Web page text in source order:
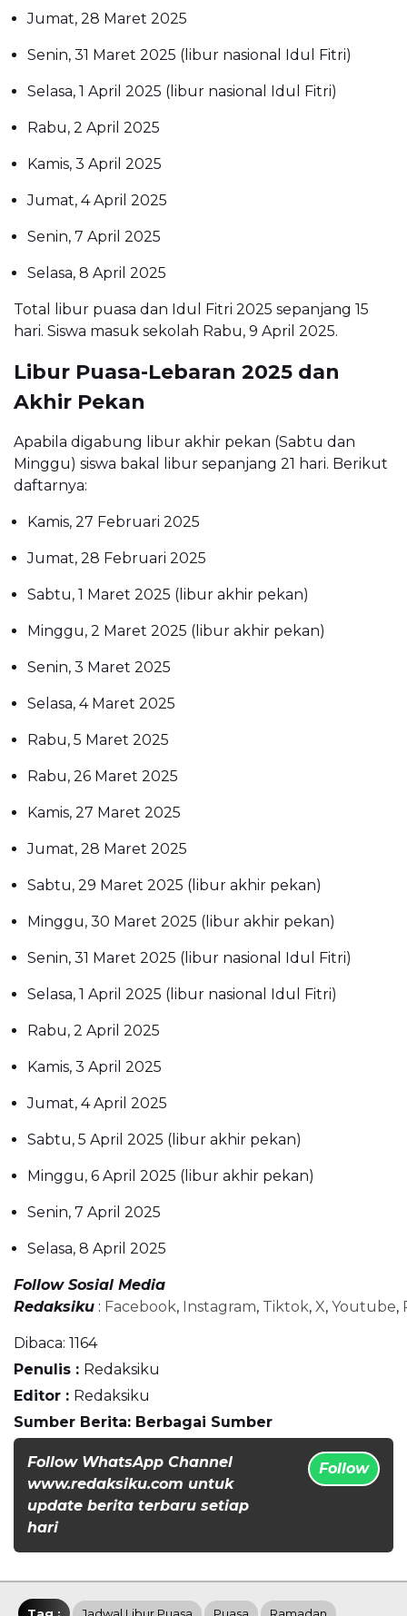
Jumat, 28 Maret 2025
Senin, 31 Maret 2025 (libur nasional Idul Fitri)
Selasa, 1 April 2025 (libur nasional Idul Fitri)
Rabu, 2 April 2025
Kamis, 3 April 2025
Jumat, 4 April 2025
Senin, 7 April 2025
Selasa, 8 April 2025
Total libur puasa dan Idul Fitri 2025 sepanjang 15
hari. Siswa masuk sekolah Rabu, 9 April 2025.
Libur Puasa-Lebaran 2025 dan
Akhir Pekan
Apabila digabung libur akhir pekan (Sabtu dan
Minggu) siswa bakal libur sepanjang 21 hari. Berikut
daftarnya:
Kamis, 27 Februari 2025
Jumat, 28 Februari 2025
Sabtu, 1 Maret 2025 (libur akhir pekan)
Minggu, 2 Maret 2025 (libur akhir pekan)
Senin, 3 Maret 2025
Selasa, 4 Maret 2025
Rabu, 5 Maret 2025
Rabu, 26 Maret 2025
Kamis, 27 Maret 2025
Jumat, 28 Maret 2025
Sabtu, 29 Maret 2025 (libur akhir pekan)
Minggu, 30 Maret 2025 (libur akhir pekan)
Senin, 31 Maret 2025 (libur nasional Idul Fitri)
Selasa, 1 April 2025 (libur nasional Idul Fitri)
Rabu, 2 April 2025
Kamis, 3 April 2025
Jumat, 4 April 2025
Sabtu, 5 April 2025 (libur akhir pekan)
Minggu, 6 April 2025 (libur akhir pekan)
Senin, 7 April 2025
Selasa, 8 April 2025
Follow Sosial Media
Redaksiku : Facebook, Instagram, Tiktok, X, Youtube,
Dibaca: 1164
Penulis : Redaksiku
Editor : Redaksiku
Sumber Berita: Berbagai Sumber
Follow WhatsApp Channel
www.redaksiku.com untuk
update berita terbaru setiap
hari
Follow
Tag : Jadwal Libur Puasa Puasa Ramadan